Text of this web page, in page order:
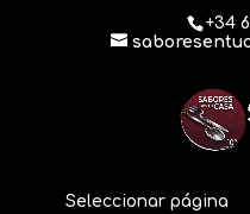
+34
Seleccionar página